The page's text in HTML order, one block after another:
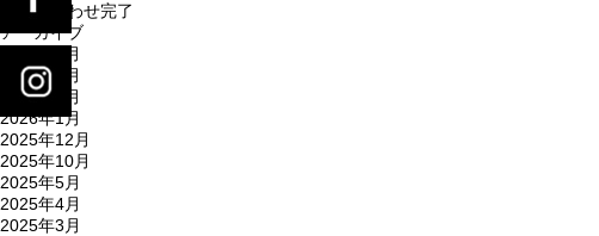
お問い合わせ完了
アーカイブ
2026年4月
2026年3月
2026年2月
2026年1月
2025年12月
2025年10月
2025年5月
2025年4月
2025年3月